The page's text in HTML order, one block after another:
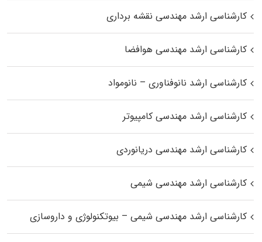
کارشناسی ارشد مهندسی نقشه برداری
کارشناسی ارشد مهندسی هوافضا
کارشناسی ارشد نانوفناوری – نانومواد
کارشناسی ارشد مهندسی کامپیوتر
کارشناسی ارشد مهندسی دریانوردی
کارشناسی ارشد مهندسی شیمی
کارشناسی ارشد مهندسی شیمی – بیوتکنولوژی و داروسازی